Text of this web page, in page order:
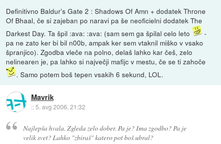
Definitivno Baldur's Gate 2 : Shadows Of Amn + dodatek Throne
Of Bhaal, če si zajeban po naravi pa še neoficielni dodatek The
Darkest Day. Ta špil :ava: :ava: (sam sem ga špilal celo leto
-
pa ne zato ker bi bil n00b, ampak ker sem vtaknil miško v vsako
špranjico). Zgodba vleče na polno, delaš lahko kar češ, zelo
nelinearen je, pa lahko si največji mafijc v mestu, če se ti zahoče
. Samo potem boš tepen vsakih 6 sekund, LOL.
Mavrik
::5. avg 2006, 21:32
Najlepša hvala. Zgleda zelo dober. Pa je? Ima zgodbo? Pa je
velik svet? Lahko "zbiraš" katero pot boš ubral?